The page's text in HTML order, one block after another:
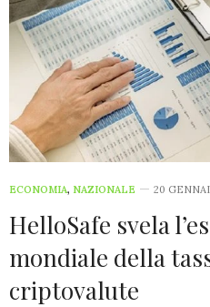
ECONOMIA, NAZIONALE 20
HelloSafe svela
mondiale della
criptovalute